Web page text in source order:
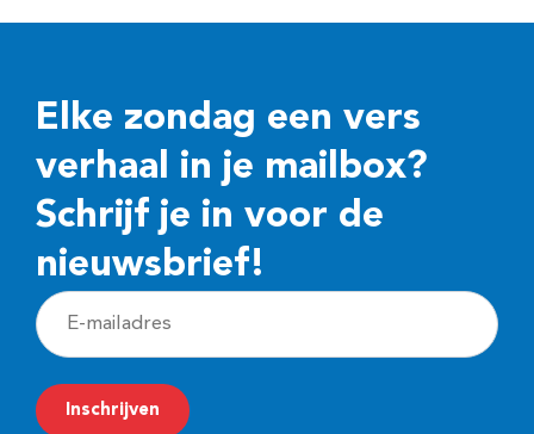
Elke zondag een vers
verhaal in je mailbox?
Schrijf je in voor de
nieuwsbrief!
E
-
m
a
Inschrijven